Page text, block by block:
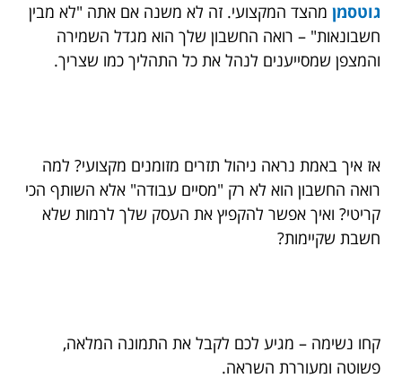
גוטסמן מהצד המקצועי. זה לא משנה אם אתה "לא מבין
חשבונאות" – רואה החשבון שלך הוא מגדל השמירה
והמצפן שמסייענים לנהל את כל התהליך כמו שצריך.
אז איך באמת נראה ניהול תזרים מזומנים מקצועי? למה
רואה החשבון הוא לא רק "מסיים עבודה" אלא השותף הכי
קריטי? ואיך אפשר להקפיץ את העסק שלך לרמות שלא
חשבת שקיימות?
קחו נשימה – מגיע לכם לקבל את התמונה המלאה,
פשוטה ומעוררת השראה.